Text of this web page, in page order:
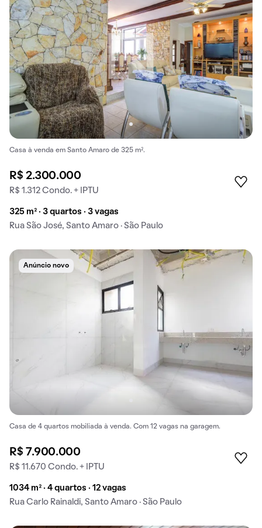
Casa à venda em Santo Amaro de 325 m².
R$ 2.300.000
R$ 1.312 Condo. + IPTU
325 m² · 3 quartos · 3 vagas
Rua São José, Santo Amaro · São Paulo
Anúncio novo
Casa de 4 quartos mobiliada à venda. Com 12 vagas na garagem.
R$ 7.900.000
R$ 11.670 Condo. + IPTU
1034 m² · 4 quartos · 12 vagas
Rua Carlo Rainaldi, Santo Amaro · São Paulo